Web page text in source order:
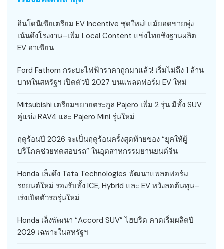
อินโดนีเซียเตรียม EV Incentive ชุดใหม่! แม้ยอดขายพุ่ง
เน้นดึงโรงงาน–เพิ่ม Local Content แข่งไทยชิงฐานผลิต
EV อาเซียน
Ford Fathom กระบะไฟฟ้าราคาถูกมาแล้ว! เริ่มไม่ถึง 1 ล้าน
บาทในสหรัฐฯ เปิดตัวปี 2027 บนแพลตฟอร์ม EV ใหม่
Mitsubishi เตรียมขยายตระกูล Pajero เพิ่ม 2 รุ่น มีทั้ง SUV
คู่แข่ง RAV4 และ Pajero Mini รุ่นใหม่
ฤดูร้อนปี 2026 จะเป็นฤดูร้อนครั้งสุดท้ายของ “ยุคให้ผู้
บริโภคช่วยทดสอบรถ” ในอุตสาหกรรมยานยนต์จีน
Honda เล็งดึง Tata Technologies พัฒนาแพลตฟอร์ม
รถยนต์ใหม่ รองรับทั้ง ICE, Hybrid และ EV หวังลดต้นทุน–
เร่งเปิดตัวรถรุ่นใหม่
Honda เล็งพัฒนา “Accord SUV” ไฮบริด คาดเริ่มผลิตปี
2029 เฉพาะในสหรัฐฯ